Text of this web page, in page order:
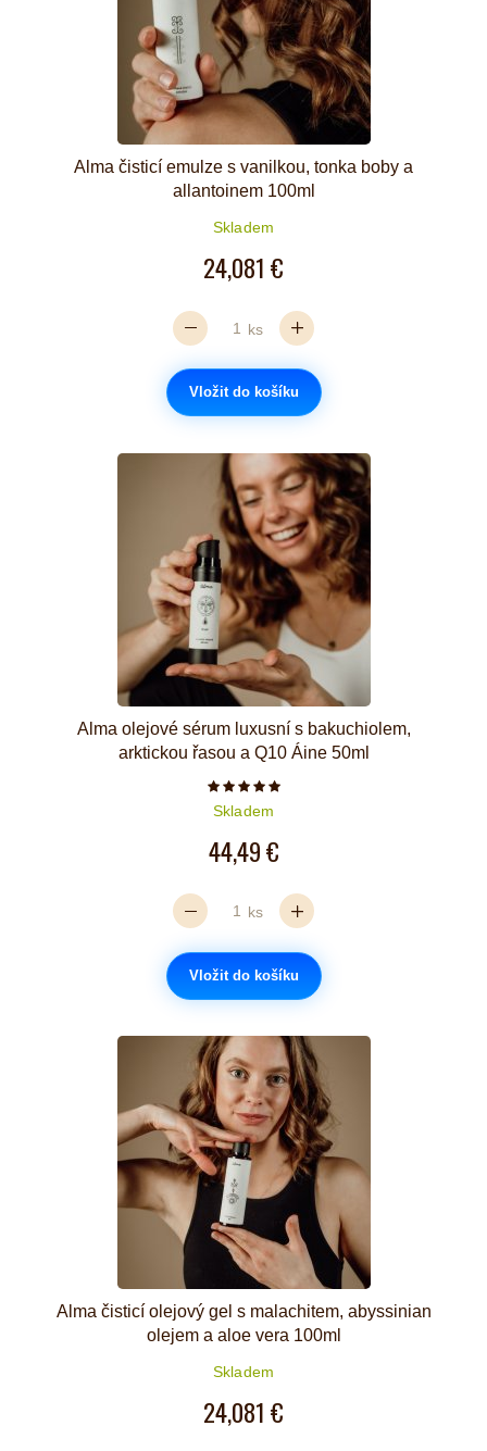
Alma čisticí emulze s vanilkou, tonka boby a
allantoinem 100ml
Skladem
24,081 €
ks
Vložit do košíku
Alma olejové sérum luxusní s bakuchiolem,
arktickou řasou a Q10 Áine 50ml
Počet hvězdiček je 5 z 5
Skladem
44,49 €
ks
Vložit do košíku
Alma čisticí olejový gel s malachitem, abyssinian
olejem a aloe vera 100ml
Skladem
24,081 €